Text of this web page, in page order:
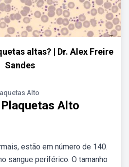
altas? | Dr. Alex Freire
Sandes
Alto
Alto
estão em número de 140.
sangue periférico. O tamanho